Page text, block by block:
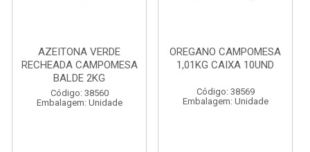
AZEITONA VERDE
RECHEADA CAMPOMESA
BALDE 2KG
Código: 38560
Embalagem: Unidade
OREGANO CAMPOMESA
1,01KG CAIXA 10UND
Código: 38569
Embalagem: Unidade